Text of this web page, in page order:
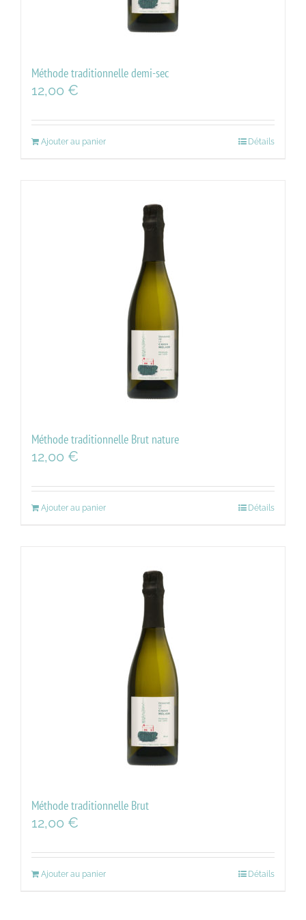
Méthode traditionnelle demi-sec
12,00 €
Ajouter au panier Détails
Méthode traditionnelle Brut nature
12,00 €
Ajouter au panier Détails
Méthode traditionnelle Brut
12,00 €
Ajouter au panier Détails